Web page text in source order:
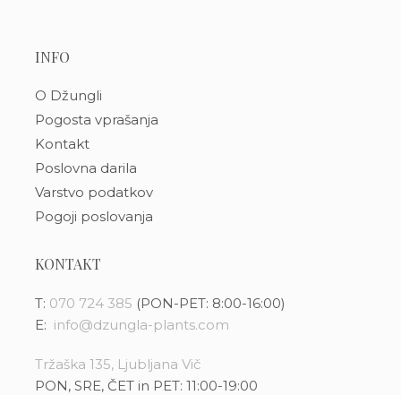
INFO
O Džungli
Pogosta vprašanja
Kontakt
Poslovna darila
Varstvo podatkov
Pogoji poslovanja
KONTAKT
T: 070 724 385 (PON-PET: 8:00-16:00)
E: info@dzungla-plants.com
Tržaška 135, Ljubljana Vič
PON, SRE, ČET in PET: 11:00-19:00